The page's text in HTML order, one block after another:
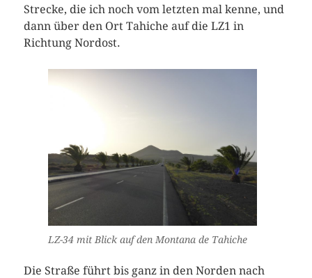
Strecke, die ich noch vom letzten mal kenne, und
dann über den Ort Tahiche auf die LZ1 in
Richtung Nordost.
LZ-34 mit Blick auf den Montana de Tahiche
Die Straße führt bis ganz in den Norden nach